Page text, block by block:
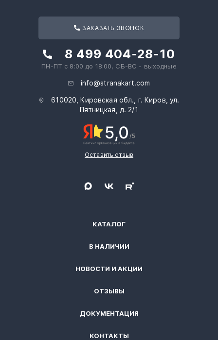
КАТАЛОГ
В НАЛИЧИИ
НОВОСТИ И АКЦИИ
ОТЗЫВЫ
ДОКУМЕНТАЦИЯ
КОНТАКТЫ
ЗАКАЗАТЬ ЗВОНОК
8 499 404-28-10
ПН-ПТ с 8:00 до 18:00, СБ-ВС - выходные
info@stranakart.com
610020, Кировская обл., г. Киров, ул.
Пятницкая, д. 2/1
Оставить отзыв